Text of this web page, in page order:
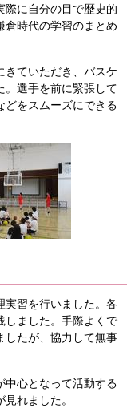
際に自分の目で歴史的
倉時代の学習のまとめ
きていただき、バスケ
。選手を前に緊張して
どをスムーズにできる
実習を行いました。各
しました。手際よくで
したが、協力して無事
中心となって活動する
れました。